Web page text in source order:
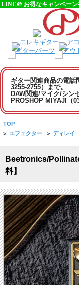
LINE＠ お得なキャンペー
ギター関連商品の電
3255-2755）まで。
DAW関連/マイク/シン
PROSHOP MIYAJI（
TOP
> エフェクター > ディレイ
Beetronics/
料】